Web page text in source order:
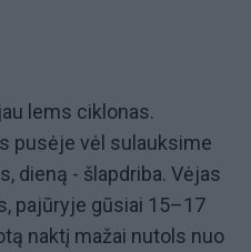
lems ciklonas.
pusėje vėl sulauksime
dieną - šlapdriba. Vėjas
pajūryje gūsiai 15–17
naktį mažai nutols nuo